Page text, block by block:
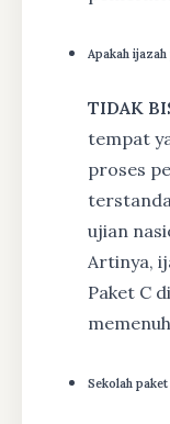
Apakah
TIDAK
tempat
proses
ujian
Artinya,
Paket C
Sekolah